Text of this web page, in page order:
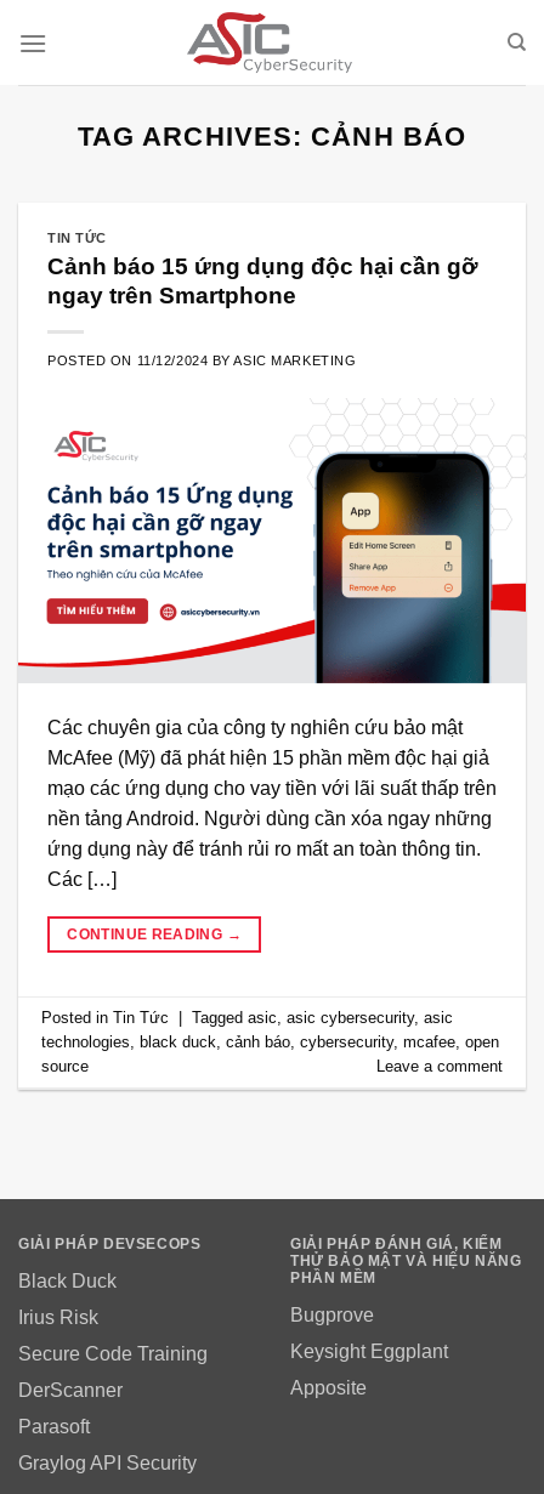
TAG ARCHIVES: CẢNH BÁO
TIN TỨC
Cảnh báo 15 ứng dụng độc hại cần gỡ
ngay trên Smartphone
POSTED ON 11/12/2024 BYASIC MARKETING
Các chuyên gia của công ty nghiên cứu bảo mật
McAfee (Mỹ) đã phát hiện 15 phần mềm độc hại giả
mạo các ứng dụng cho vay tiền với lãi suất thấp trên
nền tảng Android. Người dùng cần xóa ngay những
ứng dụng này để tránh rủi ro mất an toàn thông tin.
Các […]
CONTINUE READING →
Posted inTin Tức | Taggedasic ,asic cybersecurity,asic
technologies ,black duck ,cảnh báo ,cybersecurity,mcafee ,open
source
Leave a comment
GIẢI PHÁP DEVSECOPS
Black Duck
Irius Risk
Secure Code Training
DerScanner
Parasoft
Graylog API Security
GIẢI PHÁP ĐÁNH GIÁ, KIỂM
THỬ BẢO MẬT VÀ HIỆU NĂNG
PHẦN MỀM
Bugprove
Keysight Eggplant
Apposite